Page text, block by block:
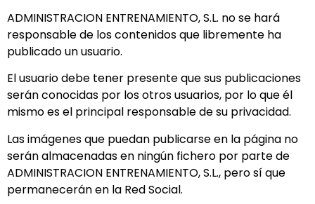
ADMINISTRACION ENTRENAMIENTO, S.L. no se hará
responsable de los contenidos que libremente ha
publicado un usuario.
El usuario debe tener presente que sus publicaciones
serán conocidas por los otros usuarios, por lo que él
mismo es el principal responsable de su privacidad.
Las imágenes que puedan publicarse en la página no
serán almacenadas en ningún fichero por parte de
ADMINISTRACION ENTRENAMIENTO, S.L., pero sí que
permanecerán en la Red Social.